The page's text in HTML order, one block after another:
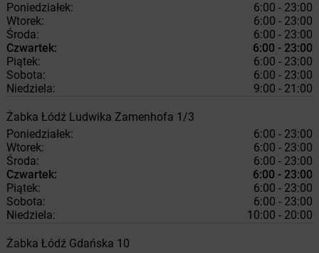
Poniedziałek:
6:00 - 23:00
Wtorek:
6:00 - 23:00
Środa:
6:00 - 23:00
Czwartek:
6:00 - 23:00
Piątek:
6:00 - 23:00
Sobota:
6:00 - 23:00
Niedziela:
9:00 - 21:00
Żabka Łódź Ludwika Zamenhofa 1/3
Poniedziałek:
6:00 - 23:00
Wtorek:
6:00 - 23:00
Środa:
6:00 - 23:00
Czwartek:
6:00 - 23:00
Piątek:
6:00 - 23:00
Sobota:
6:00 - 23:00
Niedziela:
10:00 - 20:00
Żabka Łódź Gdańska 10